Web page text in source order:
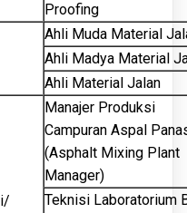
Proofing
Ahli Muda Material
Ahli Madya Material
Ahli Material Jalan
Manajer Produksi
Campuran Aspal
(Asphalt Mixing Plant
Manager)
Teknisi Laboratorium